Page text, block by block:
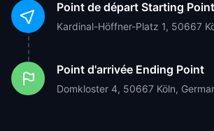
Point de départ Starting Point
Kardinal-Höffner-Platz 1, 50667
Point d'arrivée Ending Point
Domkloster 4, 50667 Köln,